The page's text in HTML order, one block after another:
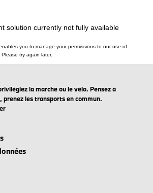
la marche ou le vélo. Pensez à
les transports en commun.